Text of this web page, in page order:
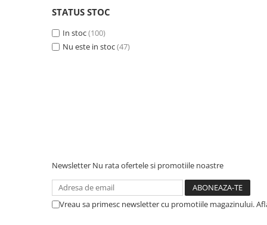
Camere Termice
Osciloscoape
Lichidare stoc
STATUS STOC
In stoc(100)
Nu este in stoc(47)
Newsletter Nu rata ofertele si promotiile noastre
Vreau sa primesc newsletter cu promotiile magazinului.